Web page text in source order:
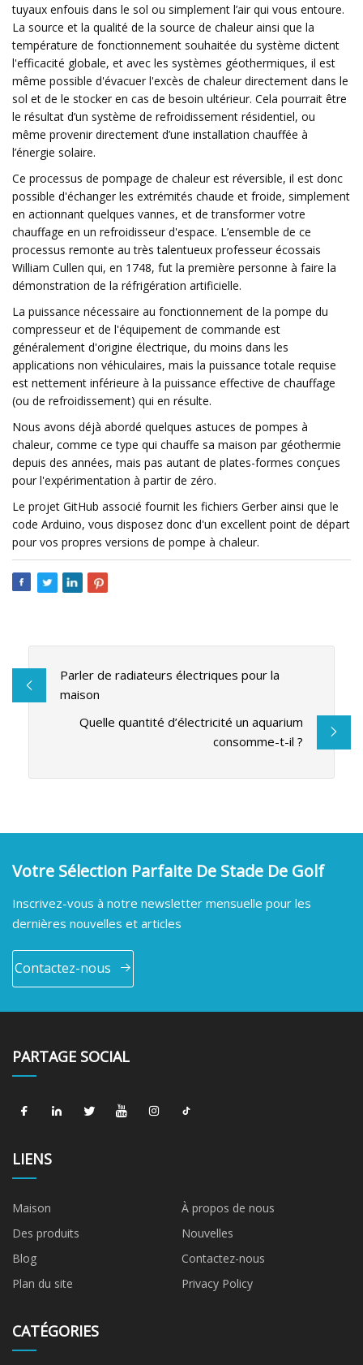
tuyaux enfouis dans le sol ou simplement l’air qui vous entoure.
La source et la qualité de la source de chaleur ainsi que la
température de fonctionnement souhaitée du système dictent
l'efficacité globale, et avec les systèmes géothermiques, il est
même possible d'évacuer l'excès de chaleur directement dans le
sol et de le stocker en cas de besoin ultérieur. Cela pourrait être
le résultat d’un système de refroidissement résidentiel, ou
même provenir directement d’une installation chauffée à
l’énergie solaire.
Ce processus de pompage de chaleur est réversible, il est donc
possible d'échanger les extrémités chaude et froide, simplement
en actionnant quelques vannes, et de transformer votre
chauffage en un refroidisseur d'espace. L’ensemble de ce
processus remonte au très talentueux professeur écossais
William Cullen qui, en 1748, fut la première personne à faire la
démonstration de la réfrigération artificielle.
La puissance nécessaire au fonctionnement de la pompe du
compresseur et de l'équipement de commande est
généralement d'origine électrique, du moins dans les
applications non véhiculaires, mais la puissance totale requise
est nettement inférieure à la puissance effective de chauffage
(ou de refroidissement) qui en résulte.
Nous avons déjà abordé quelques astuces de pompes à
chaleur, comme ce type qui chauffe sa maison par géothermie
depuis des années, mais pas autant de plates-formes conçues
pour l'expérimentation à partir de zéro.
Le projet GitHub associé fournit les fichiers Gerber ainsi que le
code Arduino, vous disposez donc d'un excellent point de départ
pour vos propres versions de pompe à chaleur.
Parler de radiateurs électriques pour la
maison
Quelle quantité d’électricité un aquarium
consomme-t-il ?
Votre Sélection Parfaite De Stade De Golf
Inscrivez-vous à notre newsletter mensuelle pour les
dernières nouvelles et articles
Contactez-nous
PARTAGE SOCIAL
LIENS
Maison
À propos de nous
Des produits
Nouvelles
Blog
Contactez-nous
Plan du site
Privacy Policy
CATÉGORIES